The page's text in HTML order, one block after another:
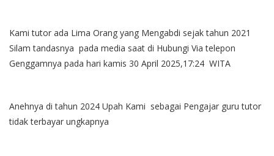
Kami tutor ada Lima Orang yang Mengabdi sejak tahun 2021
Silam tandasnya pada media saat di Hubungi Via telepon
Genggamnya pada hari kamis 30 April 2025,17:24 WITA
Anehnya di tahun 2024 Upah Kami sebagai Pengajar guru tutor
tidak terbayar ungkapnya